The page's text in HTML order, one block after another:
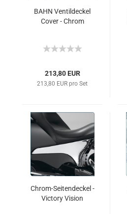
BAHN Ventildeckel
Cover - Chrom
213,80 EUR
213,80 EUR pro Set
Chrom-Seitendeckel -
Victory Vision